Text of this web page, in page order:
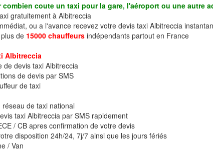
combien coute un taxi pour la gare, l'aéroport ou une autre
gratuitement à Albitreccia
ou a l'avance recevez votre devis taxi Albitreccia
de 15000 chauffeurs indépendants partout en France
Albitreccia
de devis taxi Albitreccia
de devis par SMS
de taxi
de taxi national
taxi Albitreccia par SMS rapidement
/ CB apres confirmation de votre devis
disposition 24h/24, 7j/7 ainsi que les jours fériés
/ Van